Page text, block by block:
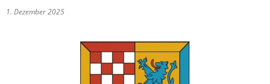
1. Dezember 2025